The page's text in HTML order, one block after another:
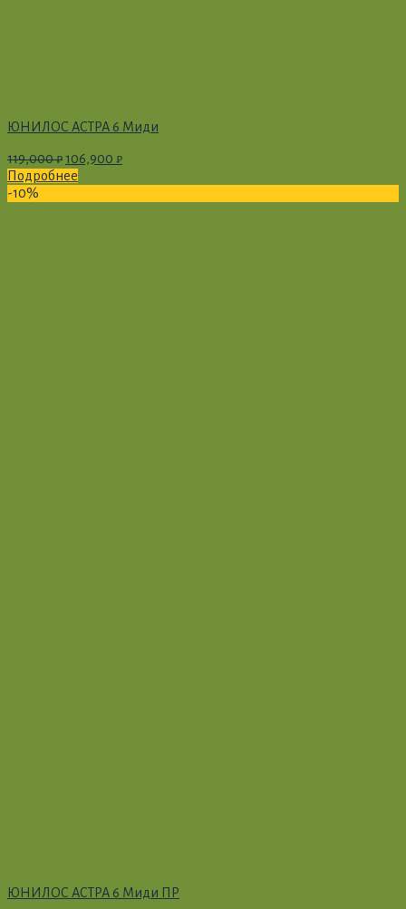
ЮНИЛОС АСТРА 6 Миди
119,000₽ 106,900 ₽
Подробнее
-10%
ЮНИЛОС АСТРА 6 Миди ПР